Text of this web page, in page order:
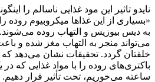
نایدو تاثیر این مود غذایی ناسالم را
«بسیاری از این غذاها میکروبیوم روده
به دیس بیوزیس و التهاب روده می‌شوند.
می‌تواند منجر به التهاب مغز شده و
خلقتان گردد. تحقیقات نشان می‌دهد که
ساعته می‌خوریم، تحت تأثیر قرار دهیم.